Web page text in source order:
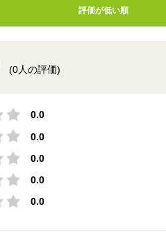
評価が低い順
(0人の評価)
0.0
0.0
0.0
0.0
0.0